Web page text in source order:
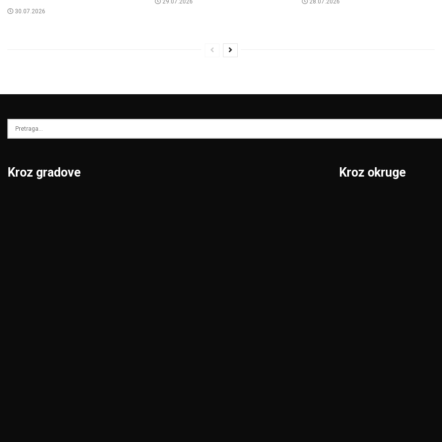
30.07.2026
29.07.2026 28.07.2026
Kroz gradove Kroz okruge